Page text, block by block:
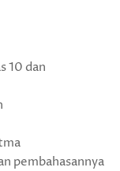
10 dan
pembahasannya